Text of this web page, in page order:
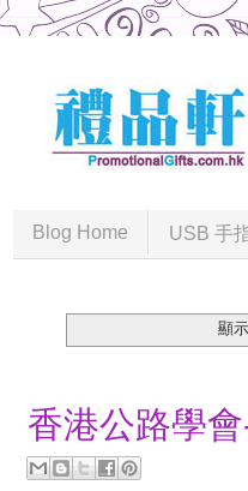
Blog Home USB 手
顯
香港公路學